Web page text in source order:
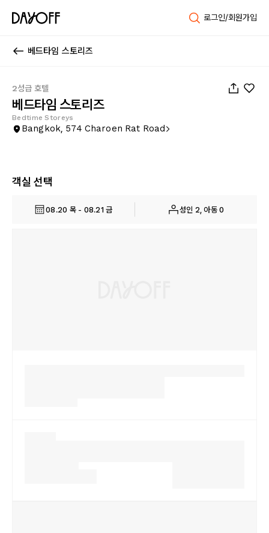
로그인/회원가입
베드타임 스토리즈
2성급 호텔
베드타임 스토리즈
Bedtime Storeys
Bangkok, 574 Charoen Rat Road
객실 선택
08.20 목 - 08.21 금 성인 2, 아동 0